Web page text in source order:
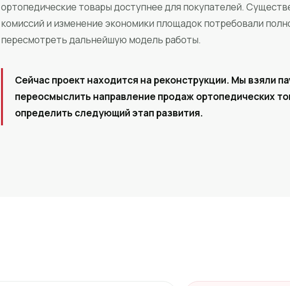
ортопедические товары доступнее для покупателей.
комиссий и изменение экономики площадок потребовали
пересмотреть дальнейшую модель работы.
Сейчас проект находится на реконструкции. Мы взяли
переосмыслить направление продаж ортопедических
определить следующий этап развития.